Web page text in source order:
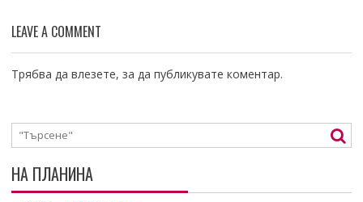
LEAVE A COMMENT
Трябва да влезете, за да публикувате коментар.
НА ПЛАНИНА